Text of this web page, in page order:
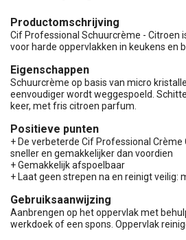
Productomschrijving
Cif Professional Schuurcrème - Citroen
voor harde oppervlakken in keukens en
Eigenschappen
Schuurcrème op basis van micro
eenvoudiger wordt weggespoeld.
keer, met fris citroen parfum.
Positieve punten
+ De verbeterde Cif Professional Crème
sneller en gemakkelijker dan voordien
+ Gemakkelijk afspoelbaar
+ Laat geen strepen na en reinigt veilig:
Gebruiksaanwijzing
Aanbrengen op het oppervlak met
werkdoek of een spons. Oppervlak